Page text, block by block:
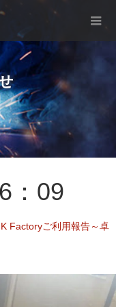
：09
Factoryご利用報告～卓